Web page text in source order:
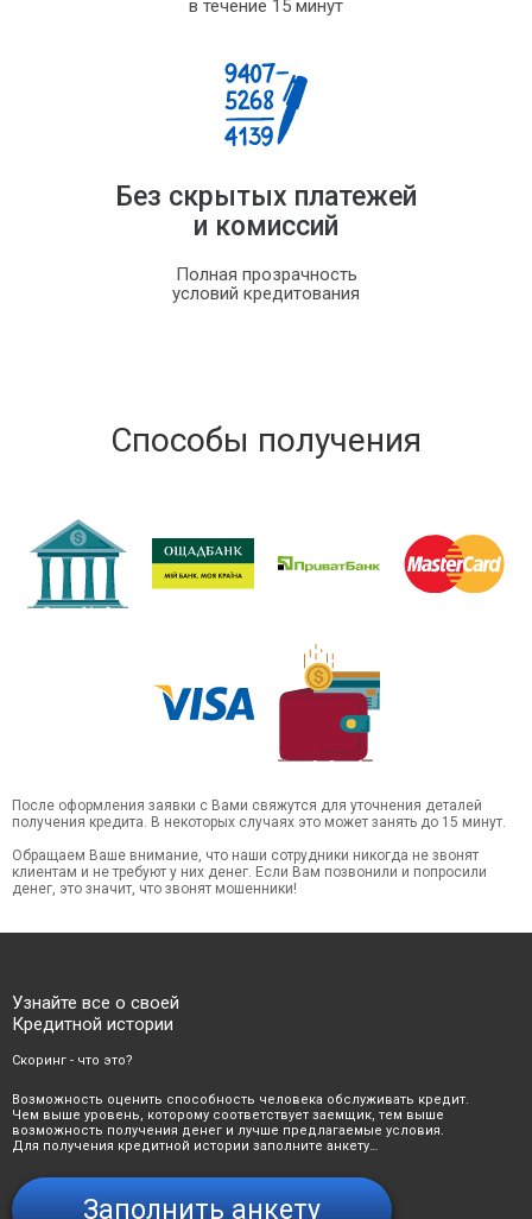
в течение 15 минут
Без скрытых платежей
и комиссий
Полная прозрачность
условий кредитования
Способы получения
После оформления заявки с Вами свяжутся для уточнения деталей
получения кредита. В некоторых случаях это может занять до 15 минут.
Обращаем Ваше внимание, что наши сотрудники никогда не звонят
клиентам и не требуют у них денег. Если Вам позвонили и попросили
денег, это значит, что звонят мошенники!
Узнайте все о своей
Кредитной истории
Скоринг - что это?
Возможность оценить способность человека обслуживать кредит.
Чем выше уровень, которому соответствует заемщик, тем выше
возможность получения денег и лучше предлагаемые условия.
Для получения кредитной истории заполните анкету…
Заполнить анкету